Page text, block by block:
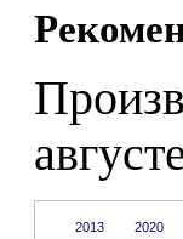
2013
2020